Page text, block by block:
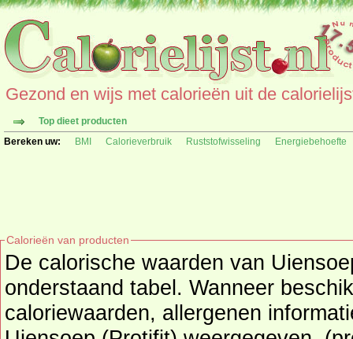
Gezond en wijs met calorieën uit de
Top dieet producten
Bereken uw:
BMI Calorieverbruik Ruststofwisseling Energiebehoefte
Calorieën van producten
De calorische waarden van
onderstaand tabel. Wanneer beschikbaar worden ook de extra
caloriewaarden, allergenen